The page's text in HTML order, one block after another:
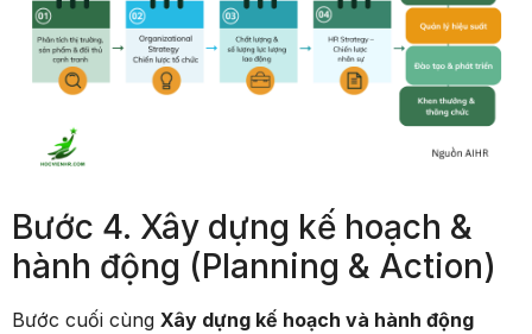
Bước 4. Xây dựng kế hoạch &
hành động (Planning & Action)
Bước cuối cùng Xây dựng kế hoạch và hành động